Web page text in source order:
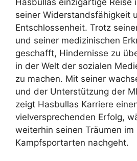
seiner Widerstandsfähigkeit
Entschlossenheit. Trotz
und seiner medizinischen
geschafft, Hindernisse zu
in der Welt der sozialen
zu machen. Mit seiner
und der Unterstützung der
zeigt Hasbullas Karriere
vielversprechenden Erfolg,
weiterhin seinen Träumen im
Kampfsportarten nachgeht.